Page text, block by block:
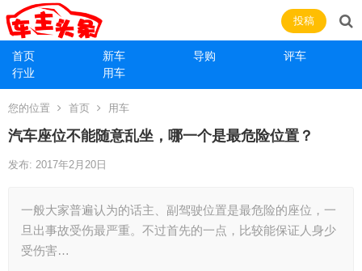
首页 新车 导购
评车
行业
用车
投稿
您的位置 首页 用车
汽车座位不能随意乱坐，哪一个是最危险位置？
发布: 2017年2月20日
一般大家普遍认为的话主、副驾驶位置是最危险的座位，一
旦出事故受伤最严重。不过首先的一点，比较能保证人身少
受伤害…